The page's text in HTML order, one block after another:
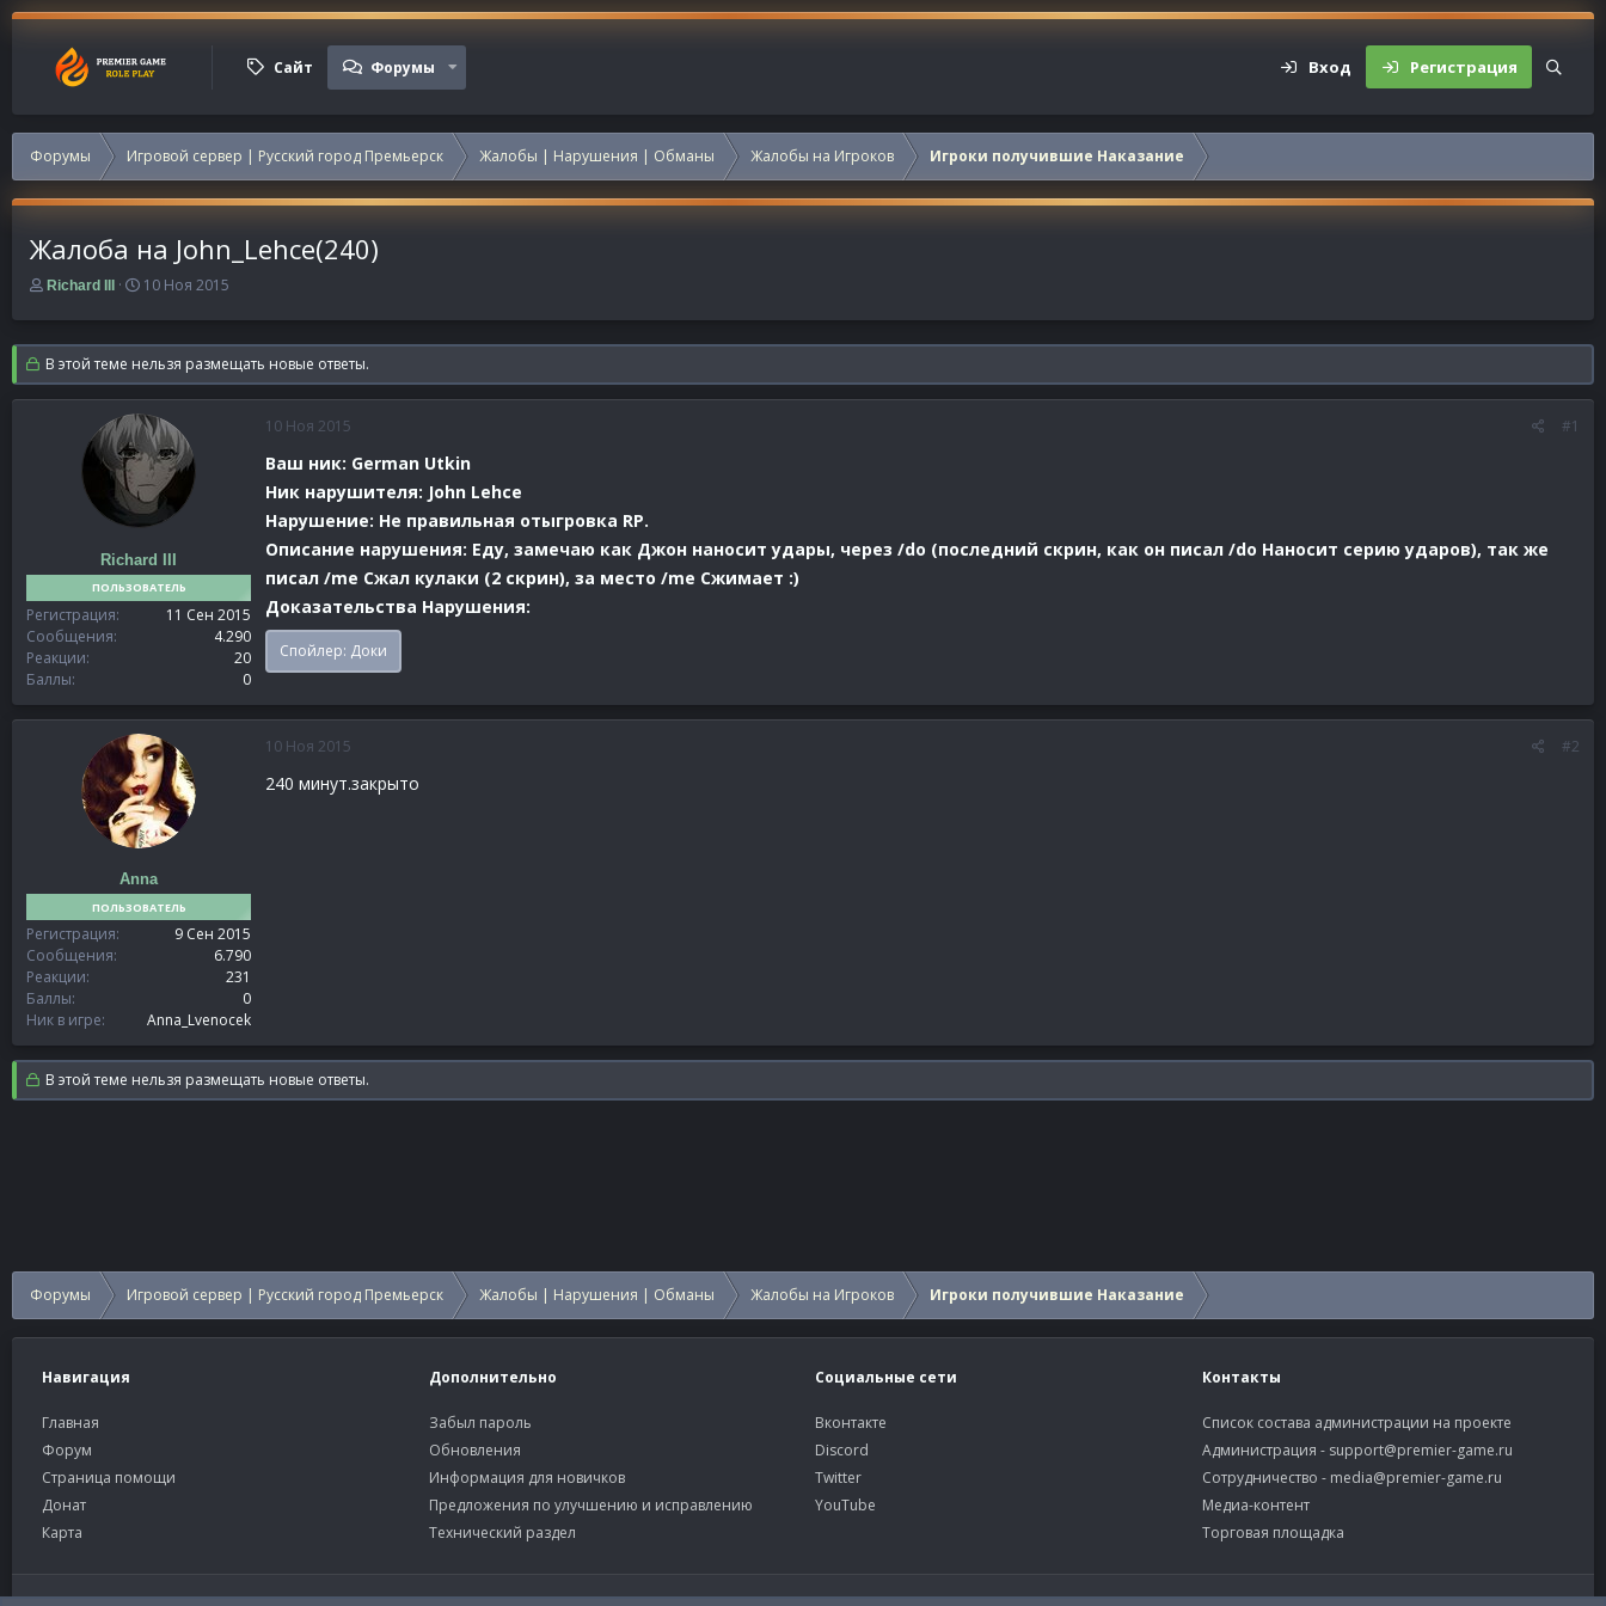
Сайт Форумы Вход Регистрация
Форумы Игровой сервер | Русский город Премьерск Жалобы | Нарушения | Обманы Жалобы на Игроков Игроки получившие Наказание
Жалоба на John_Lehce(240)
А
т
о
р
т
Richard III
Д
т
а
н
а
ч
а
л
а
10 Ноя 2015
В этой теме нельзя размещать новые ответы.
Richard III
ПОЛЬЗОВАТЕЛЬ
Регистрация
11 Сен 2015
Сообщения
4.290
Реакции
20
Баллы
0
10 Ноя 2015 #1
Ваш ник: German Utkin
Ник нарушителя: John Lehce
Нарушение: Не правильная отыгровка RP.
Описание нарушения: Еду, замечаю как Джон наносит удары, через /do (последний скрин, как он писал /do Наносит серию ударов), так же
писал /me Сжал кулаки (2 скрин), за место /me Сжимает :)
Доказательства Нарушения:
Спойлер: Доки
Anna
ПОЛЬЗОВАТЕЛЬ
Регистрация
9 Сен 2015
Сообщения
6.790
Реакции
231
Баллы
0
Ник в игре
Anna_Lvenocek
10 Ноя 2015 #2
240 минут.закрыто
В этой теме нельзя размещать новые ответы.
Форумы Игровой сервер | Русский город Премьерск Жалобы | Нарушения | Обманы Жалобы на Игроков Игроки получившие Наказание
Навигация
Главная
Форум
Страница помощи
Донат
Карта
Дополнительно
Забыл пароль
Обновления
Информация для новичков
Предложения по улучшению и исправлению
Технический раздел
Социальные сети
Вконтакте
Discord
Twitter
YouTube
Контакты
Список состава администрации на проекте
Администрация - support@premier-game.ru
Сотрудничество - media@premier-game.ru
Медиа-контент
Торговая площадка